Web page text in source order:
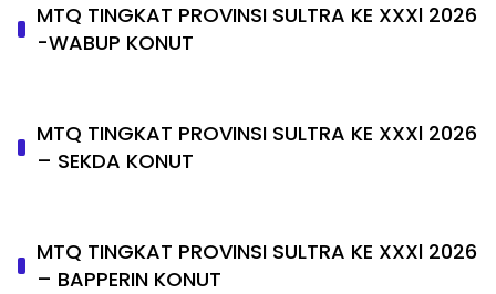
MTQ TINGKAT PROVINSI SULTRA KE XXXl 2026
-WABUP KONUT
MTQ TINGKAT PROVINSI SULTRA KE XXXl 2026
– SEKDA KONUT
MTQ TINGKAT PROVINSI SULTRA KE XXXl 2026
– BAPPERIN KONUT